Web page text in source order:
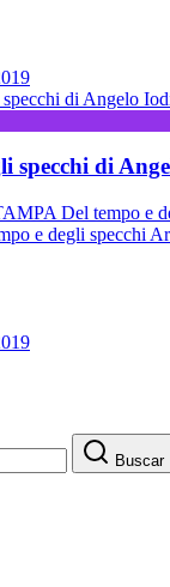
specchi di
Del tempo e
e degli specchi
Buscar